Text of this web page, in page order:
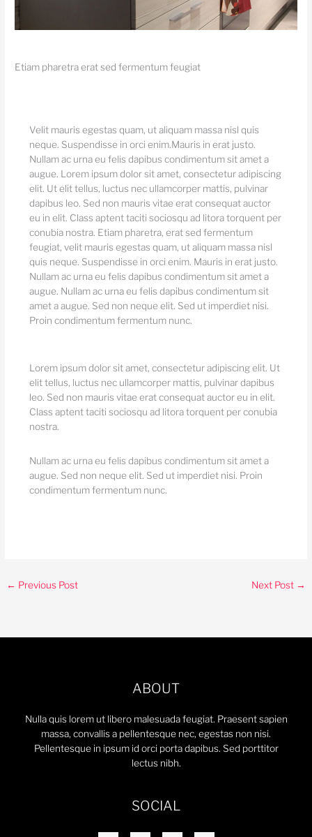
Etiam pharetra erat sed fermentum feugiat
Velit mauris egestas quam, ut aliquam massa nisl quis
neque. Suspendisse in orci enim.Mauris in erat justo.
Nullam ac urna eu felis dapibus condimentum sit amet a
augue. Lorem ipsum dolor sit amet, consectetur adipiscing
elit. Ut elit tellus, luctus nec ullamcorper mattis, pulvinar
dapibus leo. Sed non mauris vitae erat consequat auctor
eu in elit. Class aptent taciti sociosqu ad litora torquent per
conubia nostra. Etiam pharetra, erat sed fermentum
feugiat, velit mauris egestas quam, ut aliquam massa nisl
quis neque. Suspendisse in orci enim. Mauris in erat justo.
Nullam ac urna eu felis dapibus condimentum sit amet a
augue. Nullam ac urna eu felis dapibus condimentum sit
amet a augue. Sed non neque elit. Sed ut imperdiet nisi.
Proin condimentum fermentum nunc.
Lorem ipsum dolor sit amet, consectetur adipiscing elit. Ut
elit tellus, luctus nec ullamcorper mattis, pulvinar dapibus
leo. Sed non mauris vitae erat consequat auctor eu in elit.
Class aptent taciti sociosqu ad litora torquent per conubia
nostra.
Nullam ac urna eu felis dapibus condimentum sit amet a
augue. Sed non neque elit. Sed ut imperdiet nisi. Proin
condimentum fermentum nunc.
← Previous Post Next Post →
ABOUT
Nulla quis lorem ut libero malesuada feugiat. Praesent sapien
massa, convallis a pellentesque nec, egestas non nisi.
Pellentesque in ipsum id orci porta dapibus. Sed porttitor
lectus nibh.
SOCIAL